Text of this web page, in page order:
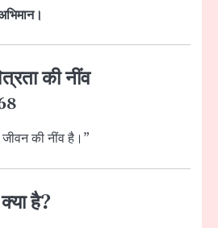
की नींव
जीवन की नींव है।”
है?